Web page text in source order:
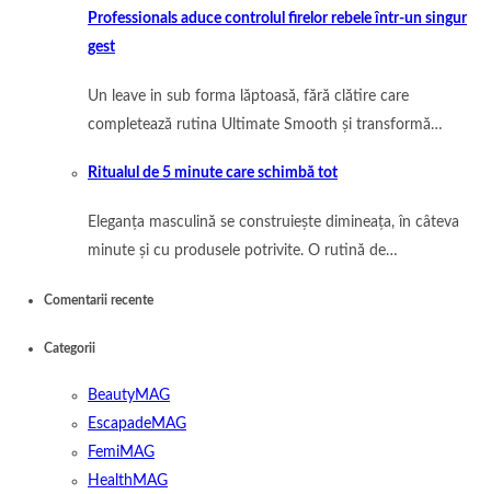
Professionals aduce controlul firelor rebele într-un singur
gest
Un leave in sub forma lăptoasă, fără clătire care
completează rutina Ultimate Smooth și transformă…
Ritualul de 5 minute care schimbă tot
Eleganța masculină se construiește dimineața, în câteva
minute și cu produsele potrivite. O rutină de…
Comentarii recente
Categorii
BeautyMAG
EscapadeMAG
FemiMAG
HealthMAG